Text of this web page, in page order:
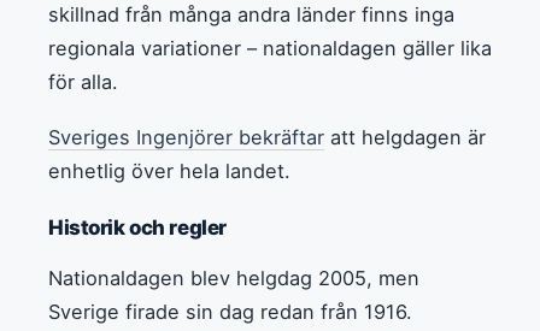
skillnad från många andra länder finns inga
regionala variationer – nationaldagen gäller lika
för alla.
Sveriges Ingenjörer bekräftar att helgdagen är
enhetlig över hela landet.
Historik och regler
Nationaldagen blev helgdag 2005, men
Sverige firade sin dag redan från 1916.